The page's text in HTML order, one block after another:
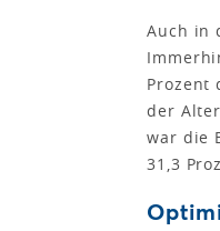
Auch in
Prozent
der
war die
31,3